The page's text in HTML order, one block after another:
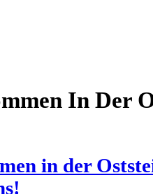
In Der
in der